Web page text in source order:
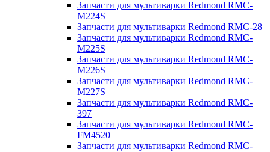
Запчасти для мультиварки Redmond RMC-
M224S
Запчасти для мультиварки Redmond RMC-28
Запчасти для мультиварки Redmond RMC-
M225S
Запчасти для мультиварки Redmond RMC-
M226S
Запчасти для мультиварки Redmond RMC-
M227S
Запчасти для мультиварки Redmond RMC-
397
Запчасти для мультиварки Redmond RMC-
FM4520
Запчасти для мультиварки Redmond RMC-